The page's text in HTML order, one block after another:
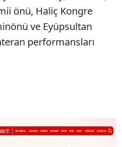
önü, Haliç Kongre
ve Eyüpsultan
performansları